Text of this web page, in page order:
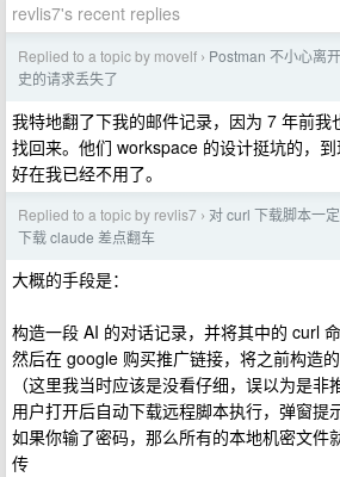
revlis7's recent replies
Replied to a topic by movelf › Postman 不小心离
史的请求丢失了
我特地翻了下我的邮件记录，因为 7 年前我
找回来。他们 workspace 的设计挺坑的，到
好在我已经不用了。
Replied to a topic by revlis7 › 对 curl 下载脚本一
下载 claude 差点翻车
大概的手段是：
构造一段 AI 的对话记录，并将其中的 curl
然后在 google 购买推广链接，将之前构造
（这里我当时应该是没看仔细，误以为是非
用户打开后自动下载远程脚本执行，弹窗提
如果你输了密码，那么所有的本地机密文件
传